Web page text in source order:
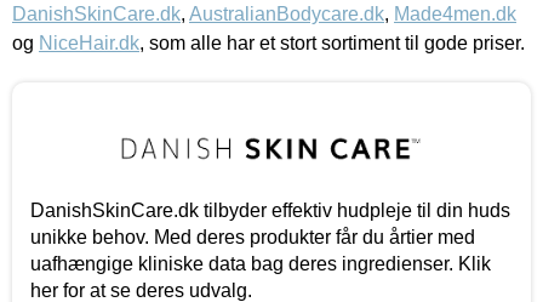
DanishSkinCare.dk, AustralianBodycare.dk, Made4men.dk
og NiceHair.dk, som alle har et stort sortiment til gode priser.
DanishSkinCare.dk tilbyder effektiv hudpleje til din huds
unikke behov. Med deres produkter får du årtier med
uafhængige kliniske data bag deres ingredienser. Klik
her for at se deres udvalg.